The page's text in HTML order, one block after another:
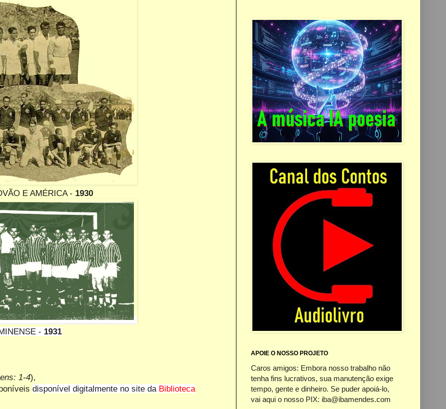
E AMÉRICA - 1930
- 1931
1-4),
disponível digitalmente no site da Biblioteca
APOIE O NOSSO PROJETO
Caros amigos: Embora nosso trabalho não
tenha fins lucrativos, sua manutenção exige
tempo, gente e dinheiro. Se puder apoiá-lo,
vai aqui o nosso PIX: iba@ibamendes.com